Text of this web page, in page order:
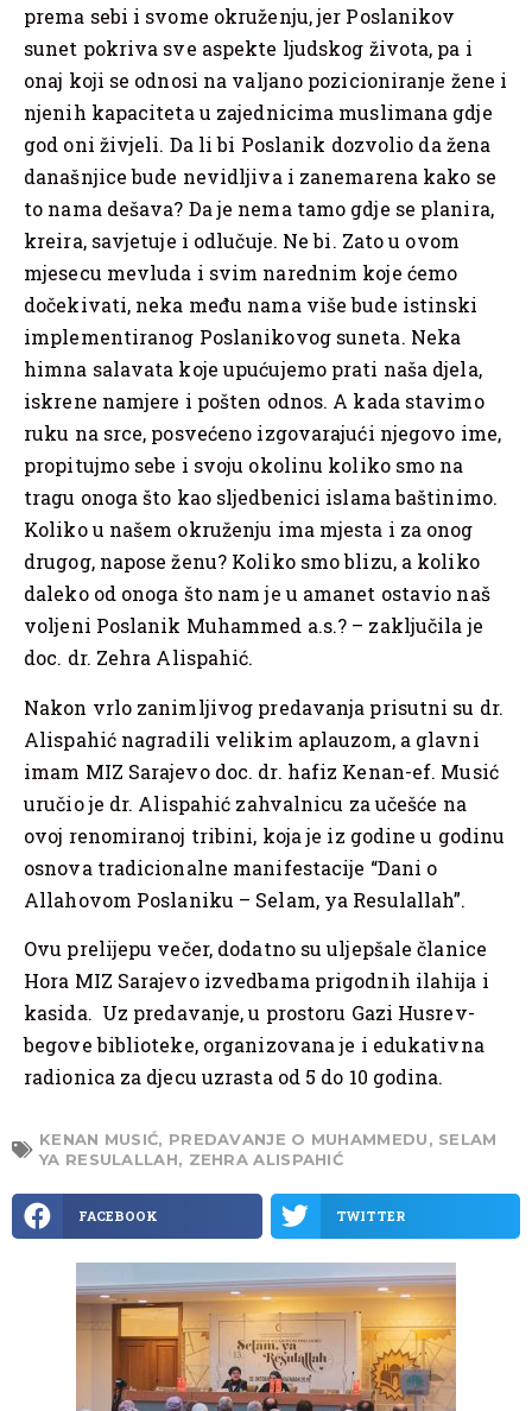
prema sebi i svome okruženju, jer Poslanikov
sunet pokriva sve aspekte ljudskog života, pa i
onaj koji se odnosi na valjano pozicioniranje žene i
njenih kapaciteta u zajednicima muslimana gdje
god oni živjeli. Da li bi Poslanik dozvolio da žena
današnjice bude nevidljiva i zanemarena kako se
to nama dešava? Da je nema tamo gdje se planira,
kreira, savjetuje i odlučuje. Ne bi. Zato u ovom
mjesecu mevluda i svim narednim koje ćemo
dočekivati, neka među nama više bude istinski
implementiranog Poslanikovog suneta. Neka
himna salavata koje upućujemo prati naša djela,
iskrene namjere i pošten odnos. A kada stavimo
ruku na srce, posvećeno izgovarajući njegovo ime,
propitujmo sebe i svoju okolinu koliko smo na
tragu onoga što kao sljedbenici islama baštinimo.
Koliko u našem okruženju ima mjesta i za onog
drugog, napose ženu? Koliko smo blizu, a koliko
daleko od onoga što nam je u amanet ostavio naš
voljeni Poslanik Muhammed a.s.? – zaključila je
doc. dr. Zehra Alispahić.
Nakon vrlo zanimljivog predavanja prisutni su dr.
Alispahić nagradili velikim aplauzom, a glavni
imam MIZ Sarajevo doc. dr. hafiz Kenan-ef. Musić
uručio je dr. Alispahić zahvalnicu za učešće na
ovoj renomiranoj tribini, koja je iz godine u godinu
osnova tradicionalne manifestacije “Dani o
Allahovom Poslaniku – Selam, ya Resulallah”.
Ovu prelijepu večer, dodatno su uljepšale članice
Hora MIZ Sarajevo izvedbama prigodnih ilahija i
kasida. Uz predavanje, u prostoru Gazi Husrev-
begove biblioteke, organizovana je i edukativna
radionica za djecu uzrasta od 5 do 10 godina.
KENAN MUSIĆ, PREDAVANJE O MUHAMMEDU, SELAM
YA RESULALLAH, ZEHRA ALISPAHIĆ
FACEBOOK TWITTER